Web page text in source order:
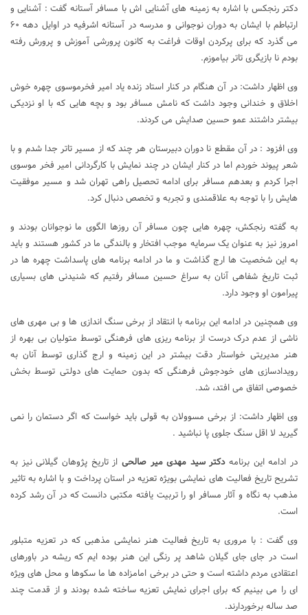
دکتر رنجکس با اشاره به زمینه های آشنایی اش با مسافر آستانه گفت : آشنایی و
ارتباطم با ایشان به دوران نوجوانی و مدرسه در آستانه اشرفیه در اوایل دهه ۶۰
می گذرد که برای پرکردن اوقات فراغت به کانون پرورشی آموزش و پرورش رفته
بودم نا بازیگری تاتر بیاموزم.
وی اظهار داشت: در آن هنگام در کنار استاد زنده یاد امیر فخرموسوی چهره خوش
اخلاق و خندانی وجود داشت که نامش مسافر بود و بچه هایی که با او نزدیکی
بیشتر داشتند عمو حسین صدایش می کردند.
وی افزود : در آن مقطع نا دوران دبیرستان هر چند که از مسیر تاتر جدا شدم و با
شعر پیوند خوردم اما در کنار ایشان در چند نمایش با کارگردانی امیر فخر موسوی
اجرا کردم و بعدهم مسافر برای ادامه تحصیل راهی تهران شد و مسیر موفقیت
هایش را با توجه به علاقمندی و تجربه و تخصص دنبال کرد.
به گفته رنجکش، چهره هایی چون مسافر آن روزها الگوی ما نوجوانان بودند و
امروز نیز به عنوان یک سرمایه موجب افتخار و بالندگی ما در کشور هستند و باید
به این شخصیت ها ارج گذاشت و ما در ادامه برنامه های پاسداشت چهره ها در
ثبت تاریخ شفاهی آنان به سراغ حسین مسافر رفتیم که شنیدنی های بسیاری
پیرامون او وجود دارد.
وی همچنین در ادامه این برنامه با انتقاد از برخی سنگ اندازی ها و بی مهری های
ناشی از عدم درک درست از برنامه ریزی های فرهنگی توسط متولیان بی بهره از
هنر مدیریتی خواستار دقت بیشتر در این زمینه و ارج گذاری توسط آنان به
رویدادسازی های خودجوش فرهنگی که بدون حمایت های دولتی توسط بخش
خصوصی اتفاق می افتد، شد.
وی اظهار داشت: از برخی مسوولان به قولی باید خواست که اگر دستمان را نمی
گیرید لا اقل سنگ جلوی پا نباشید .
در ادامه این برنامهدکتر سید مهدی میر صالحی از تاریخ پژوهان گیلانی نیز به
تشریح تاریخ فعالیت های نمایشی بویژه تعزیه در استان پرداخت و با اشاره به تاثیر
مذهب به نگاه و آثار مسافر او را تربیت یافته مکتبی دانست که در آن رشد کرده
است.
وی گفت : با مروری به تاریخ فعالیت هنر نمایشی مذهبی که در تعزیه متبلور
است در جای جای گیلان شاهد پر رنگی این هنر بوده ایم که ریشه در باورهای
اعتقادی مردم داشته است و حتی در برخی امامزاده ها ما سکوها و محل های ویژه
ای را می بینیم که برای اجرای نمایش تعزیه ساخته شده بودند و از قدمت چند
صد ساله برخوردارند.